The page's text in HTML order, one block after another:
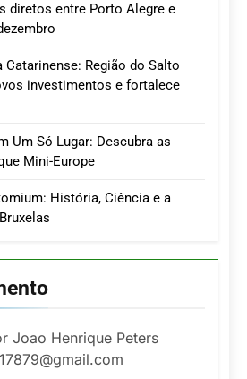
diretos entre Porto Alegre e
Catarinense: Região do Salto
investimentos e fortalece
Um Só Lugar: Descubra as
Mini-Europe
História, Ciência e a
Joao Henrique Peters